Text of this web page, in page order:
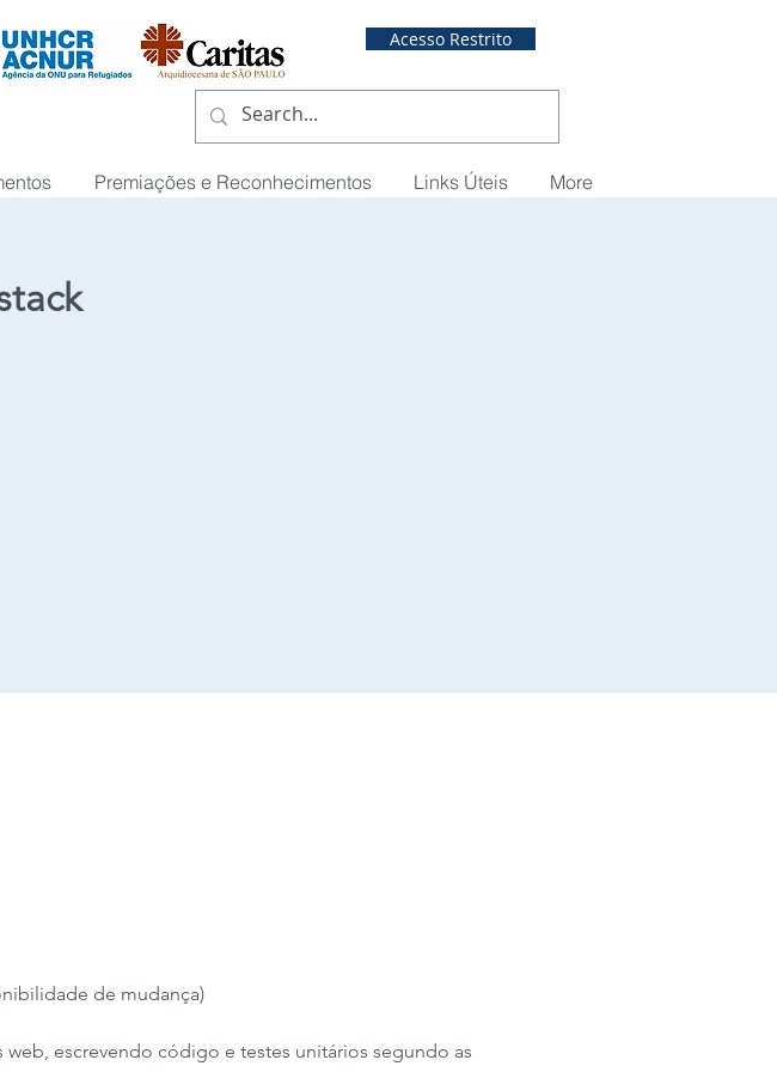
Acesso Restrito
Premiações e Reconhecimentos Links Úteis More
de mudança)
escrevendo código e testes unitários segundo as